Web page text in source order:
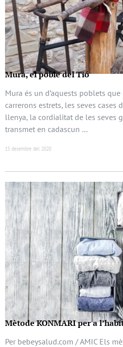
Mura, el poble del Tió
Mura és un d’aquests poblets que
carrerons estrets, les seves cases
llenya, la cordialitat de les seves
transmet en cadascun …
15 desembre del 2020
Mètode KONMARI per a
Per bebeysalud.com / AMIC Els